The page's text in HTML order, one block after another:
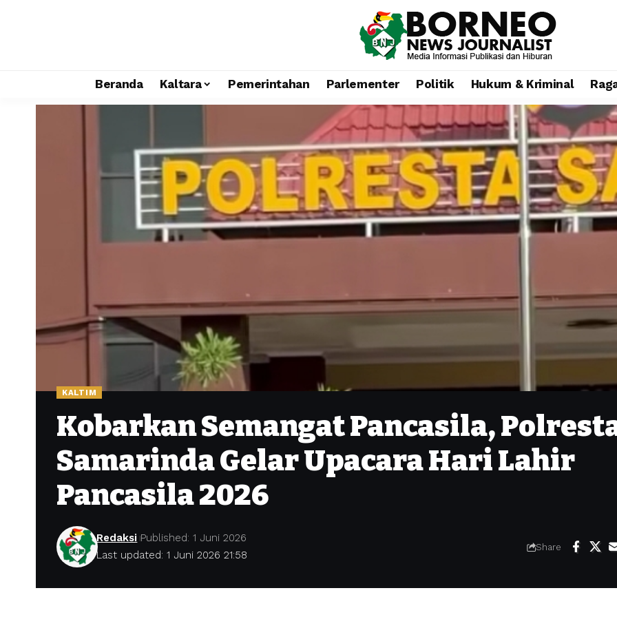
Beranda Kaltara Pemerintahan Parlementer Politik Hukum & Kriminal
KALTIM
Kobarkan Semangat Pancasila,
Samarinda Gelar Upacara Hari Lahir
Pancasila 2026
Last updated: 1 Juni 2026 21:58
Redaksi Published: 1 Juni 2026
Share